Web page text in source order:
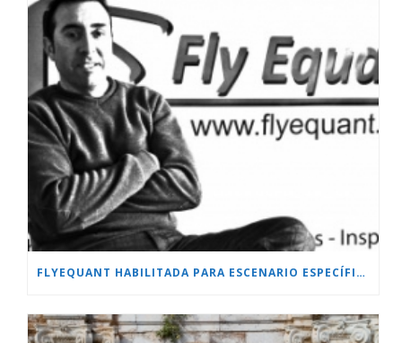
FLYEQUANT HABILITADA PARA ESCENARIO ESPECÍFICO.